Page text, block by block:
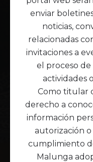
Malunga
con
La Red Malunga se
la colaboración y el
Somos un espacio
antirracista que se
activo de personas
la justicia racial y
desde nuestras
enviar
noticias,
relacionadas
invitaciones a
el proceso
actividades
Como titular
derecho a
información
autorización o
cumplimiento
Malunga